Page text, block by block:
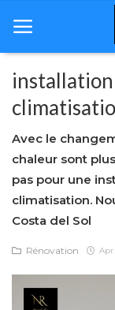
Home
Immobilière
Rénovation
Décoration
Á propos de nous
Avec le
chaleur sont
pas pour une
climatisation.
Costa del Sol
Rénovation Apr